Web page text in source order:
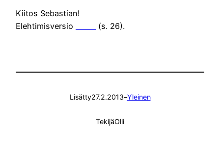
Kiitos Sebastian!
Elehtimisversio
(s. 26).
Lisätty27.2.2013–Yleinen
TekijäOlli